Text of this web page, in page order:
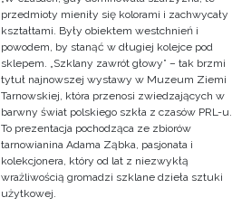
przedmioty mieniły się kolorami i zachwycały
kształtami. Były obiektem westchnień i
powodem, by stanąć w długiej kolejce pod
sklepem. „Szklany zawrót głowy” – tak brzmi
tytuł najnowszej wystawy w Muzeum Ziemi
Tarnowskiej, która przenosi zwiedzających w
barwny świat polskiego szkła z czasów PRL-u.
To prezentacja pochodząca ze zbiorów
tarnowianina Adama Ząbka, pasjonata i
kolekcjonera, który od lat z niezwykłą
wrażliwością gromadzi szklane dzieła sztuki
użytkowej.